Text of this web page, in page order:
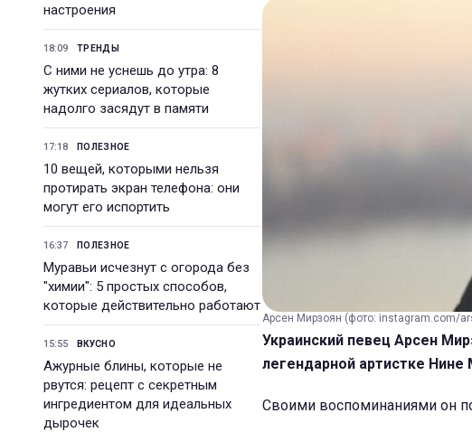
настроения
18:09 ТРЕНДЫ
С ними не уснешь до утра: 8
жутких сериалов, которые
надолго засядут в памяти
17:18 ПОЛЕЗНОЕ
10 вещей, которыми нельзя
протирать экран телефона: они
могут его испортить
16:37 ПОЛЕЗНОЕ
Муравьи исчезнут с огорода без
"химии": 5 простых способов,
которые действительно работают
15:55 ВКУСНО
Ажурные блины, которые не
рвутся: рецепт с секретным
ингредиентом для идеальных
дырочек
Арсен Мирзоян (фото: instagram.com/
Украинский певец Арсен
легендарной артистке Нине
Своими воспоминаниями он